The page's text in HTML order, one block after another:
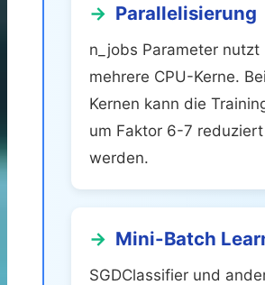
Parallelisierung
n_jobs Parameter nutzt
mehrere CPU-Kerne.
Kernen kann die
um Faktor 6-7 reduziert
werden.
Mini-Batch
SGDClassifier und